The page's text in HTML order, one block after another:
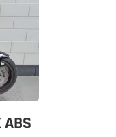
ABS